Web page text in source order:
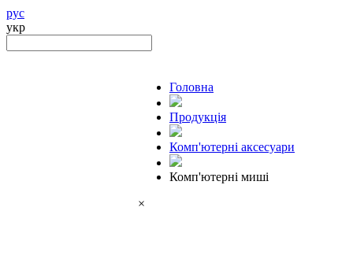
рус
укр
Головна
Продукцiя
Комп'ютерні аксесуари
Комп'ютерні миші
×